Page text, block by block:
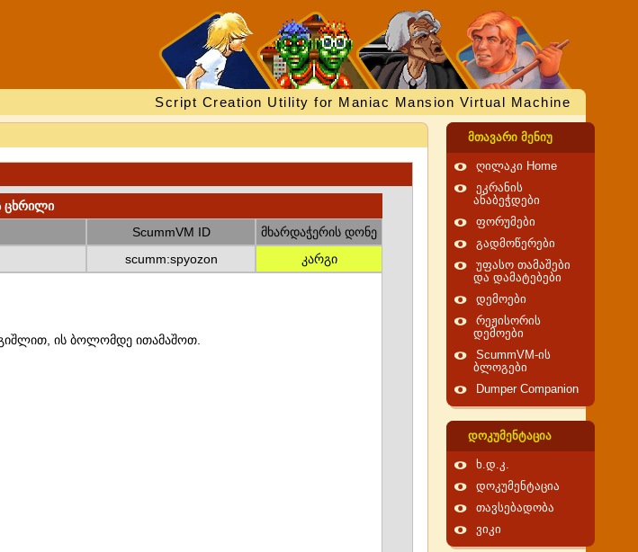
Script Creation Utility for Maniac Mansion Virtual Machine
ცხრილი
ScummVM ID
მხარდაჭერის დონე
scumm:spyozon კარგი
ის ბოლომდე ითამაშოთ.
მთავარი მენიუ
ღილაკი Home
ეკრანის
ანაბეჭდები
ფორუმები
გადმოწერები
უფასო თამაშები
და დამატებები
დემოები
რეჟისორის
დემოები
ScummVM-ის
ბლოგები
Dumper Companion
დოკუმენტაცია
ხ.დ.კ.
დოკუმენტაცია
თავსებადობა
ვიკი